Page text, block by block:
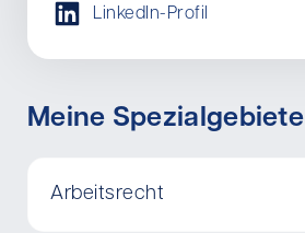
LinkedIn-Profil
Meine Spezialgebiete
Arbeitsrecht